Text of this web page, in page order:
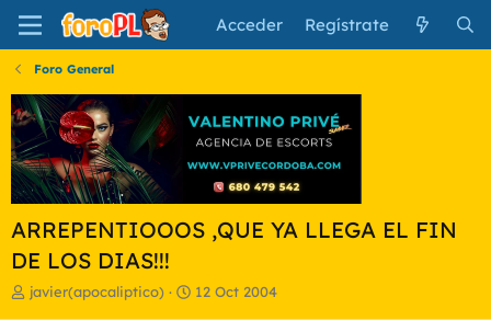
Acceder Regístrate
Foro General
ARREPENTIOOOS ,QUE YA LLEGA EL FIN
DE LOS DIAS!!!
Ijavier(apocaliptico)
F12 Oct 2004